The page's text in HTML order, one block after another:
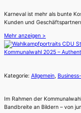
Karneval ist mehr als bunte
Kunden und
Mehr anzeigen >
Kommunalwahl 2025 –
Kategorie: Allgemein,
Im Rahmen der
Bandbreite an Bildern – von